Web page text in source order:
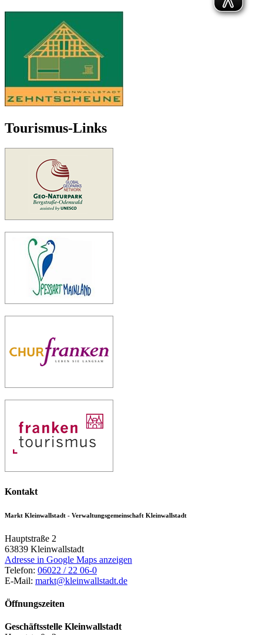
Tourismus-Links
Kontakt
Markt Kleinwallstadt - Verwaltungsgemeinschaft Kleinwallstadt
Hauptstraße 2
63839 Kleinwallstadt
Adresse in Google Maps anzeigen
Telefon: 06022 / 22 06-0
E-Mail: markt@kleinwallstadt.de
Öffnungszeiten
Geschäftsstelle Kleinwallstadt